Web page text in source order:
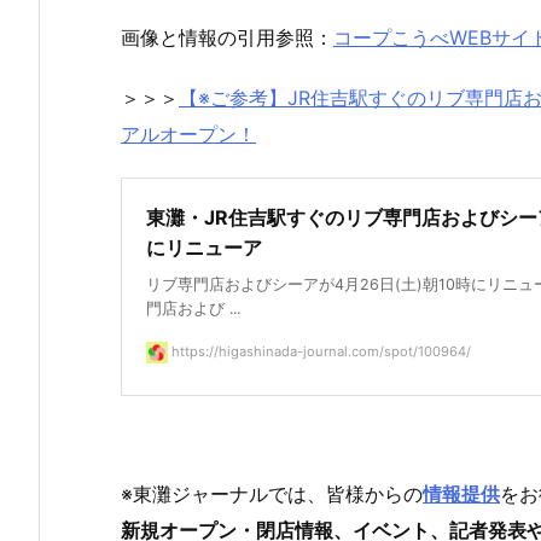
画像と情報の引用参照： コープこうべWEBサ
＞＞＞
【※ご参考】JR住吉駅すぐのリブ専門
アルオープン！
東灘・JR住吉駅すぐのリブ専門店およびシ
にリニューア
リブ専門店およびシーアが4月26日(土)朝10時にリニ
門店および ...
https://higashinada-journal.com/spot/100964/
※東灘ジャーナルでは、皆様からの情報提供を
新規オープン・閉店情報、イベント、記者発表